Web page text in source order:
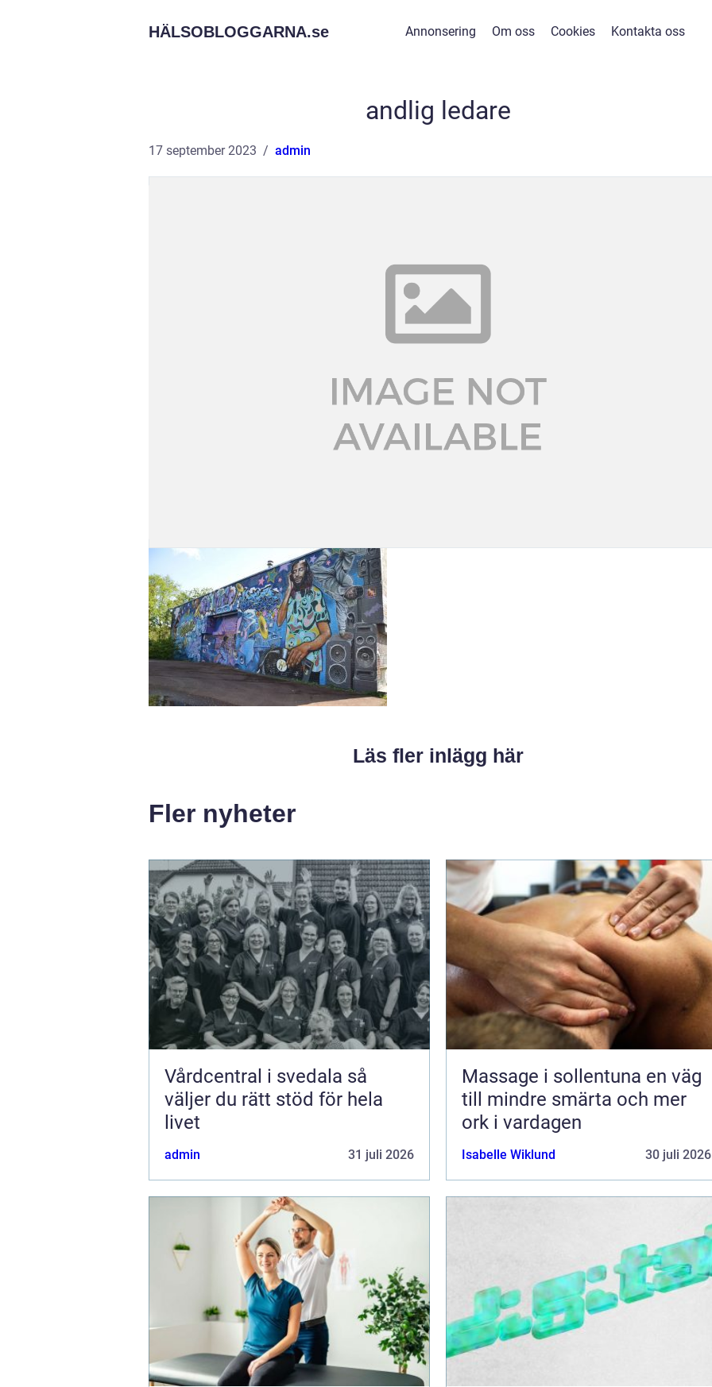
HÄLSOBLOGGARNA.se Annonsering Om oss Cookies Kontakta oss
andlig ledare
17 september 2023 admin
Läs fler inlägg här
Fler nyheter
Vårdcentral i svedala så
väljer du rätt stöd för hela
livet
admin 31 juli 2026
Massage i sollentuna en väg
till mindre smärta och mer
ork i vardagen
Isabelle Wiklund 30 juli 2026